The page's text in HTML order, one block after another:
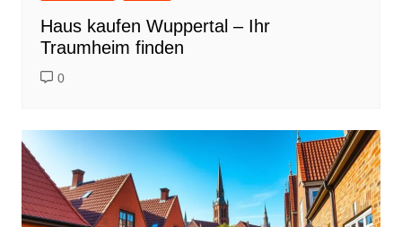
Haus kaufen Wuppertal – Ihr
Traumheim finden
0